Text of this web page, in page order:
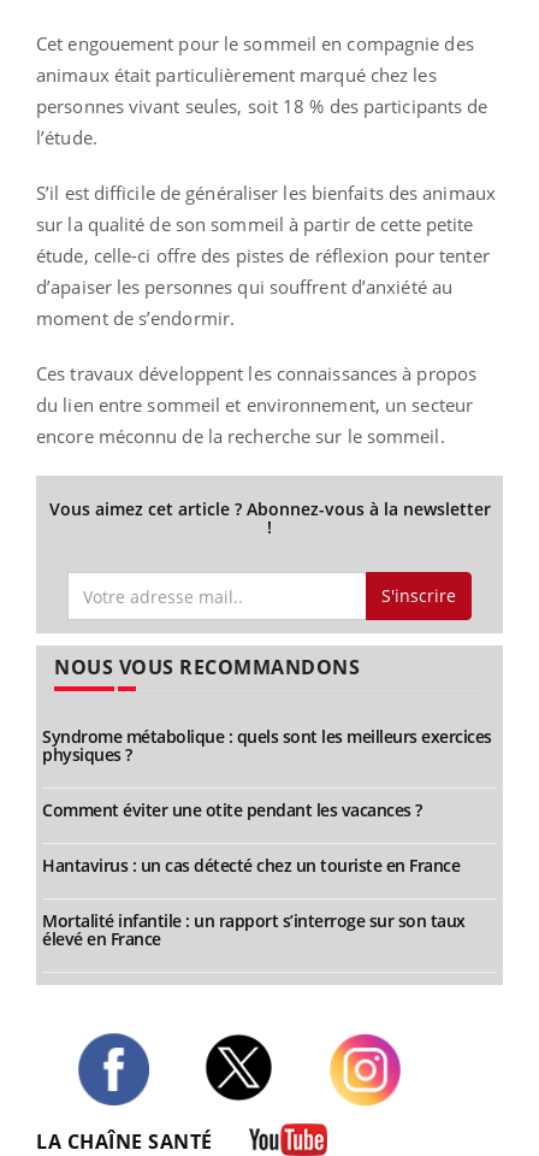
Cet engouement pour le sommeil en compagnie des
animaux était particulièrement marqué chez les
personnes vivant seules, soit 18 % des participants de
l’étude.
S’il est difficile de généraliser les bienfaits des animaux
sur la qualité de son sommeil à partir de cette petite
étude, celle-ci offre des pistes de réflexion pour tenter
d’apaiser les personnes qui souffrent d’anxiété au
moment de s’endormir.
Ces travaux développent les connaissances à propos
du lien entre sommeil et environnement, un secteur
encore méconnu de la recherche sur le sommeil.
Vous aimez cet article ? Abonnez-vous à la newsletter
!
S'inscrire
NOUS VOUS RECOMMANDONS
Syndrome métabolique : quels sont les meilleurs exercices
physiques ?
Comment éviter une otite pendant les vacances ?
Hantavirus : un cas détecté chez un touriste en France
Mortalité infantile : un rapport s’interroge sur son taux
élevé en France
LA CHAÎNE SANTÉ